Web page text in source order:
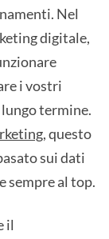
Nel
digitale,
i vostri
termine.
, questo
sui dati
sempre al top.
il